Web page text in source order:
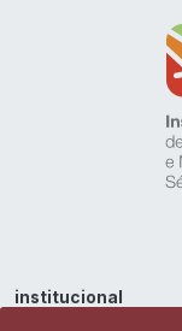
institucional